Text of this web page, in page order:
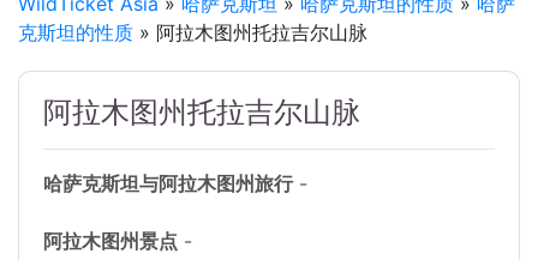
克斯坦的性质 » 阿拉木图州托拉吉尔山脉
阿拉木图州托拉吉尔山脉
哈萨克斯坦与阿拉木图州旅行-
阿拉木图州景点 -